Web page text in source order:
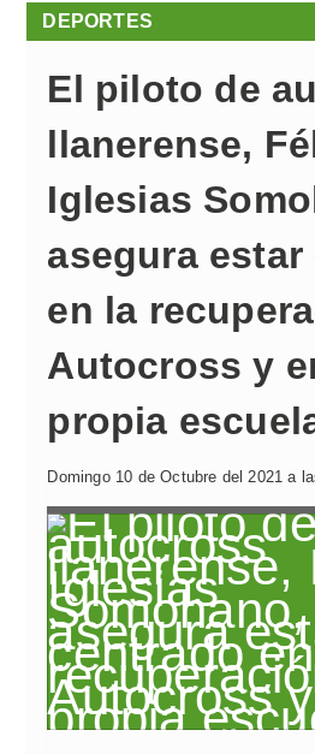
DEPORTES
El piloto de
llanerense,
Iglesias
asegura
en la
Autocross y
propia
Domingo 10 de Octubre del 2021 a